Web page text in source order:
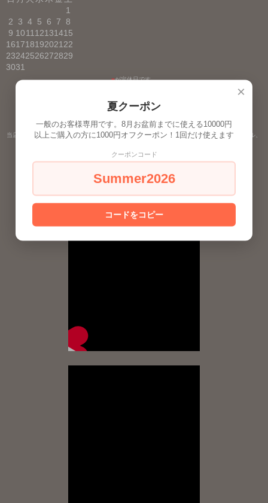
1
2
3 4 5 6 7 8
9 1011 12131415
161718192021 22
23242526272829
3031
■が定休日です。
当店の2024、2023、2022、2020年のカスタムメイドオイル＊大天使ラファエル、ミカエル、
×
夏クーポン
一般のお客様専用です。8月お盆前までに使える10000円
以上ご購入の方に1000円オフクーポン！1回だけ使えます
クーポンコード
Summer2026
コードをコピー